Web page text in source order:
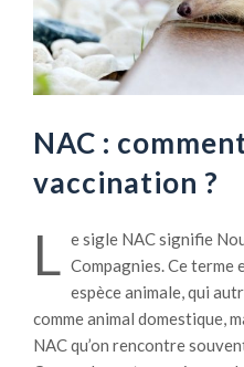
NAC :
vaccination ?
L e sigle NAC signifie
Compagnies. Ce
espèce animale, qui
comme animal domestique,
NAC qu’on rencontre